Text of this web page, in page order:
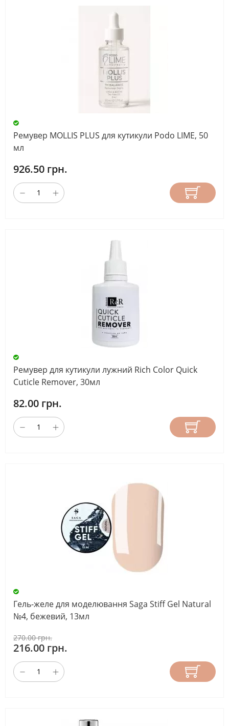
Ремувер MOLLIS PLUS для кутикули Podo LIME, 50
мл
926.50 грн.
Ремувер для кутикули лужний Rich Color Quick
Cuticle Remover, 30мл
82.00 грн.
Гель-желе для моделювання Saga Stiff Gel Natural
№4, бежевий, 13мл
270.00 грн.
216.00 грн.